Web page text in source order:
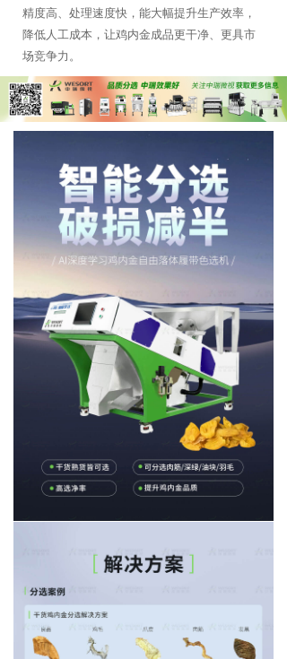
精度高、处理速度快，能大幅提升生产效率，
降低人工成本，让鸡内金成品更干净、更具市
场竞争力。